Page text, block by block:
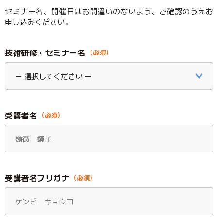
衛生検査とHACCP
環境検査
JFS規格の監査・取得支援
各検査のご依頼用紙
採用情報
食と環境のコラム
検
口
の
案
セミナー名、開催日はお間違いのないよう、ご確認のうえお
申し込みください。
技術研修・セミナー名
受講者名
受講者名フリガナ